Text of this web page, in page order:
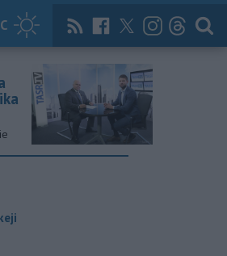
Magazín News Now Archív